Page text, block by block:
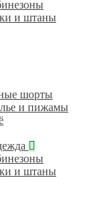
и штаны
шорты
и пижамы
и штаны